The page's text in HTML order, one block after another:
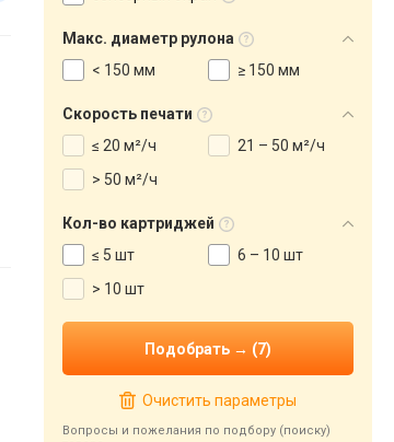
Макс. диаметр рулона
< 150 мм
≥ 150 мм
Cкорость печати
≤ 20 м²/ч
21 – 50 м²/ч
> 50 м²/ч
Кол-во картриджей
≤ 5 шт
6 – 10 шт
> 10 шт
Очистить параметры
Вопросы и пожелания по подбору (поиску)